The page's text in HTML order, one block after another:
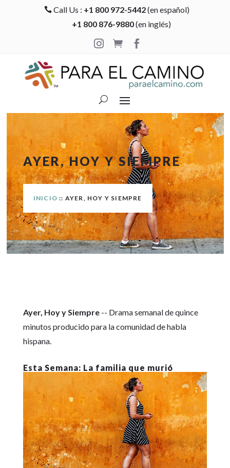
 Call Us : +1 800 972-5442(en español)
+1 800 876-9880(en inglés)

 
AYER, HOY Y SIEMPRE
INICIO :: AYER, HOY Y SIEMPRE
Ayer, Hoy y Siempre-- Drama semanal de quince
minutos producido para la comunidad de habla
hispana.
La familia que murió